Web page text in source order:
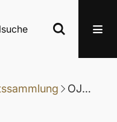
OJM_DN_G_028-094: Gedicht